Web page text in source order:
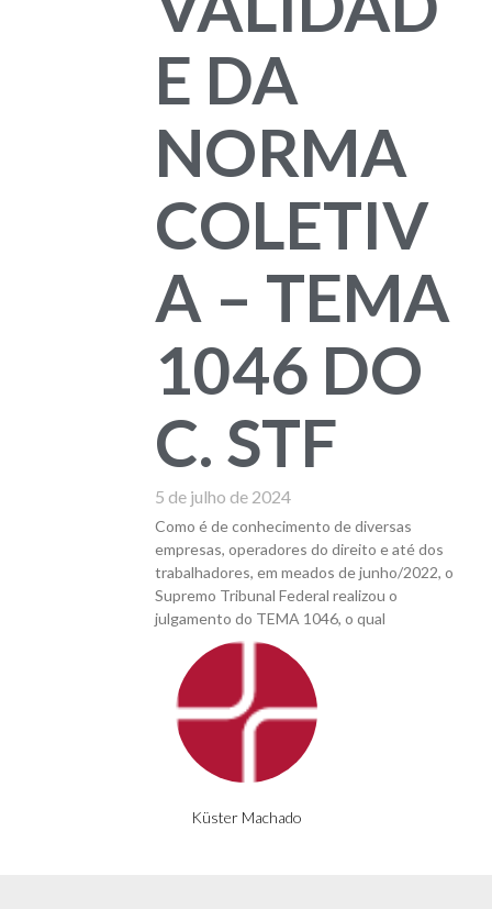
Küster Machado
E DA
NORMA
COLETIV
A – TEMA
1046 DO
C. STF
5 de julho de 2024
Como é de conhecimento de diversas
empresas, operadores do direito e até dos
trabalhadores, em meados de junho/2022, o
Supremo Tribunal Federal realizou o
julgamento do TEMA 1046, o qual